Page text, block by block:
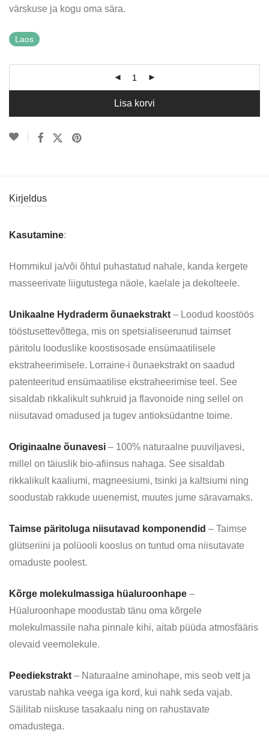
värskuse ja kogu oma sära.
Laos
Lisa korvi
Kirjeldus
Kasutamine:
Hommikul ja/või õhtul puhastatud nahale, kanda kergete
masseerivate liigutustega näole, kaelale ja dekolteele.
Unikaalne Hydraderm õunaekstrakt – Loodud koostöös
tööstusettevõttega, mis on spetsialiseerunud taimset
päritolu looduslike koostisosade ensümaatilisele
ekstraheerimisele. Lorraine-i õunaekstrakt on saadud
patenteeritud ensümaatilise ekstraheerimise teel. See
sisaldab rikkalikult suhkruid ja flavonoide ning sellel on
niisutavad omadused ja tugev antioksüdantne toime.
Originaalne õunavesi – 100% naturaalne puuviljavesi,
millel on täiuslik bio-afiinsus nahaga. See sisaldab
rikkalikult kaaliumi, magneesiumi, tsinki ja kaltsiumi ning
soodustab rakkude uuenemist, muutes jume säravamaks.
Taimse päritoluga niisutavad komponendid – Taimse
glütseriini ja polüooli kooslus on tuntud oma niisutavate
omaduste poolest.
Kõrge molekulmassiga hüaluroonhape –
Hüaluroonhape moodustab tänu oma kõrgele
molekulmassile naha pinnale kihi, aitab püüda atmosfääris
olevaid veemolekule.
Peediekstrakt – Naturaalne aminohape, mis seob vett ja
varustab nahka veega iga kord, kui nahk seda vajab.
Säilitab niiskuse tasakaalu ning on rahustavate
omadustega.